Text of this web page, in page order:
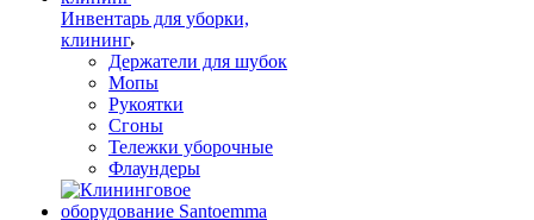
Инвентарь для уборки,
клининг
Держатели для шубок
Мопы
Рукоятки
Сгоны
Тележки уборочные
Флаундеры